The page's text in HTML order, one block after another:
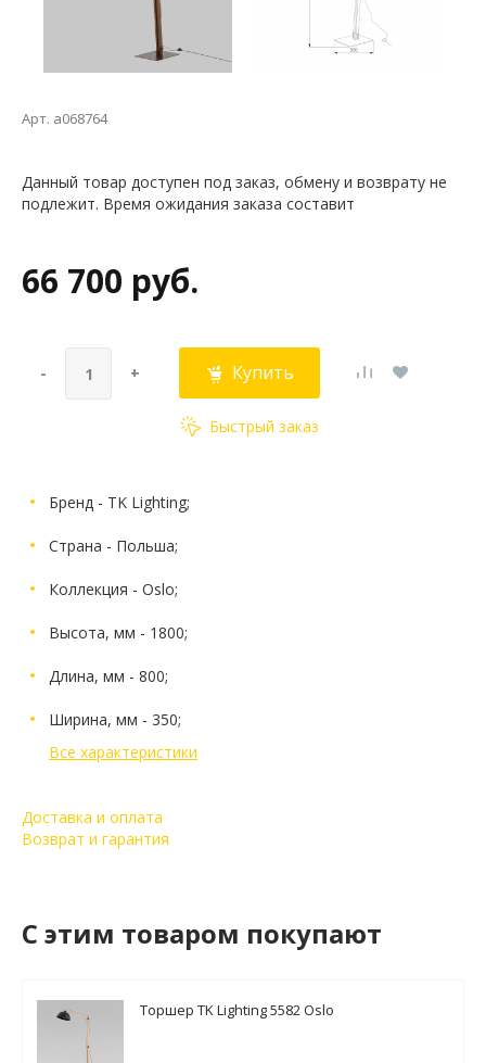
Арт. a068764
Данный товар доступен под заказ, обмену и возврату не
подлежит. Время ожидания заказа составит
66 700 руб.
- + Купить
Быстрый заказ
Бренд - TK Lighting;
Страна - Польша;
Коллекция - Oslo;
Высота, мм - 1800;
Длина, мм - 800;
Ширина, мм - 350;
Все характеристики
Доставка и оплата
Возврат и гарантия
C этим товаром покупают
Торшер TK Lighting 5582 Oslo